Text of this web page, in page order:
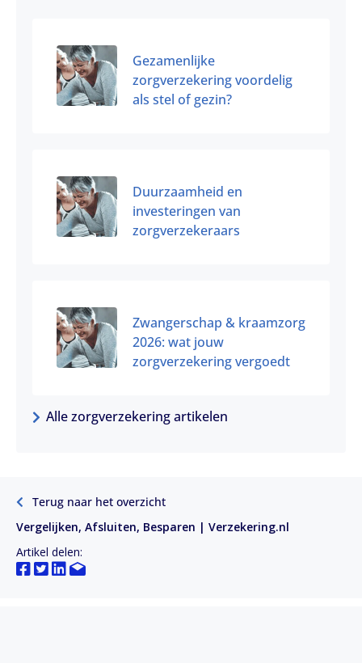
Gezamenlijke
zorgverzekering voordelig
als stel of gezin?
Duurzaamheid en
investeringen van
zorgverzekeraars
Zwangerschap & kraamzorg
2026: wat jouw
zorgverzekering vergoedt
Alle zorgverzekering artikelen
Terug naar het overzicht
Vergelijken, Afsluiten, Besparen | Verzekering.nl
Artikel delen: